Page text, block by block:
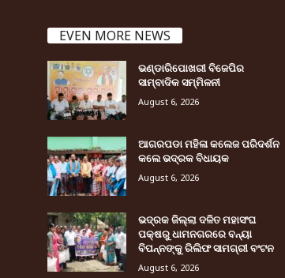
EVEN MORE NEWS
ଭଣ୍ଡାରିପୋଖରୀ ବିଜେପିର
ସାମ୍ବାଦିକ ସମ୍ମିଳନୀ
August 6, 2026
ଆଗରପଡା ମହିଳା କଲେଜ ପରିଦର୍ଶନ
କଲେ ଭଦ୍ରକ ବିଧାୟକ
August 6, 2026
ଭଦ୍ରକ ଜିଲ୍ଲା ଦଳିତ ମହାସଂଘ
ପକ୍ଷରୁ ଧାମନଗରରେ ବନ୍ୟା
ବିପନ୍ନଙ୍କୁ ରିଲିଫ ସାମଗ୍ରୀ ବଂଟନ
August 6, 2026